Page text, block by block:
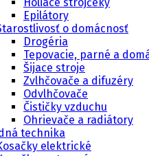
Epilátory
o domácnosť
Drogéria
Tepovacie, parné a
Šijace stroje
Zvlhčovače a difuzéry
Odvlhčovače
Čističky vzduchu
Ohrievače a radiátory
technika
elektrické